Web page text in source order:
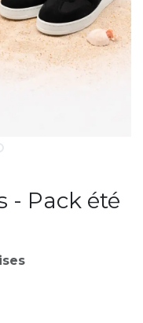
- Pack été